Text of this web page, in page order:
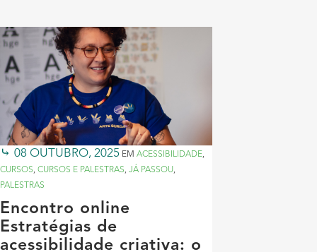
08 OUTUBRO, 2025 EM ACESSIBILIDADE,
CURSOS, CURSOS E PALESTRAS, JÁ PASSOU,
PALESTRAS
Encontro online
Estratégias de
acessibilidade criativa: o